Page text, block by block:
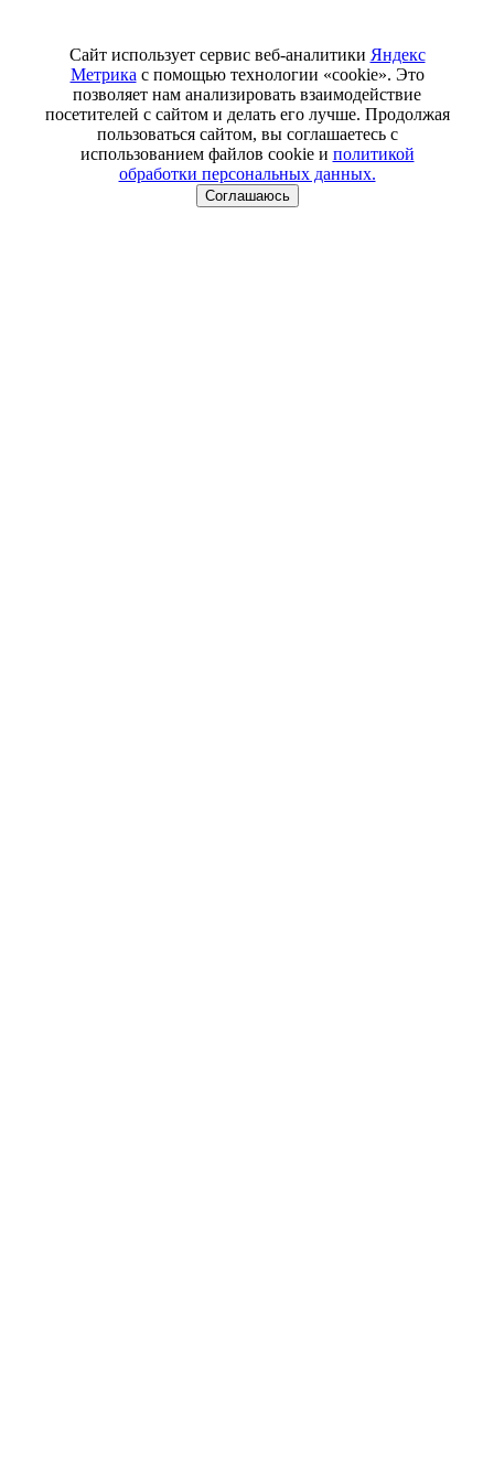
Сайт использует сервис веб-аналитики Яндекс
Метрика с помощью технологии «cookie». Это
позволяет нам анализировать взаимодействие
посетителей с сайтом и делать его лучше. Продолжая
пользоваться сайтом, вы соглашаетесь с
использованием файлов cookie и политикой
обработки персональных данных.
Соглашаюсь